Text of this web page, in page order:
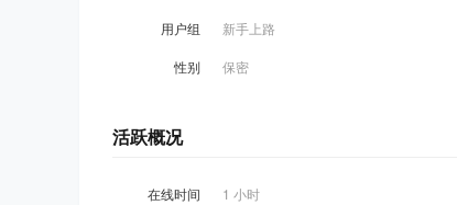
用户组 新手上路
性别 保密
活跃概况
在线时间 1 小时